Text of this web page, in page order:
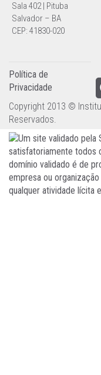
Sala 402 | Pituba
Salvador – BA
CEP: 41830-020
Política de
Privacidade
Copyright 2013 ©
Reservados.